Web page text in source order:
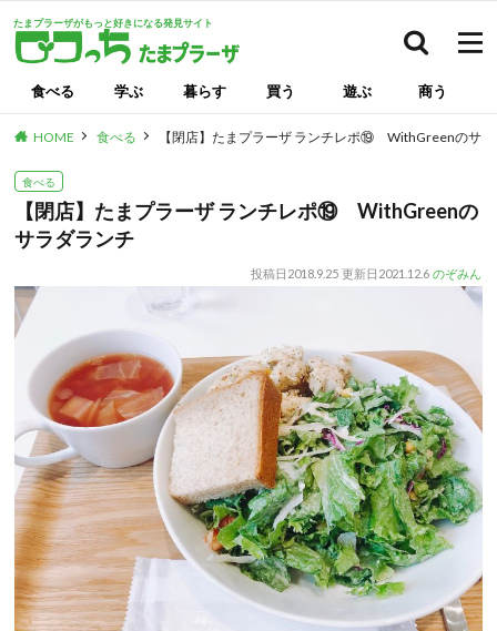
たまプラーザがもっと好きになる発見サイト
食べる 学ぶ 暮らす 買う 遊ぶ 商う
HOME 食べる 【閉店】たまプラーザ ランチレポ⑲ WithGreenのサ
食べる
【閉店】たまプラーザ ランチレポ⑲ WithGreenの
サラダランチ
投稿日 2018.9.25 更新日 2021.12.6 のぞみん